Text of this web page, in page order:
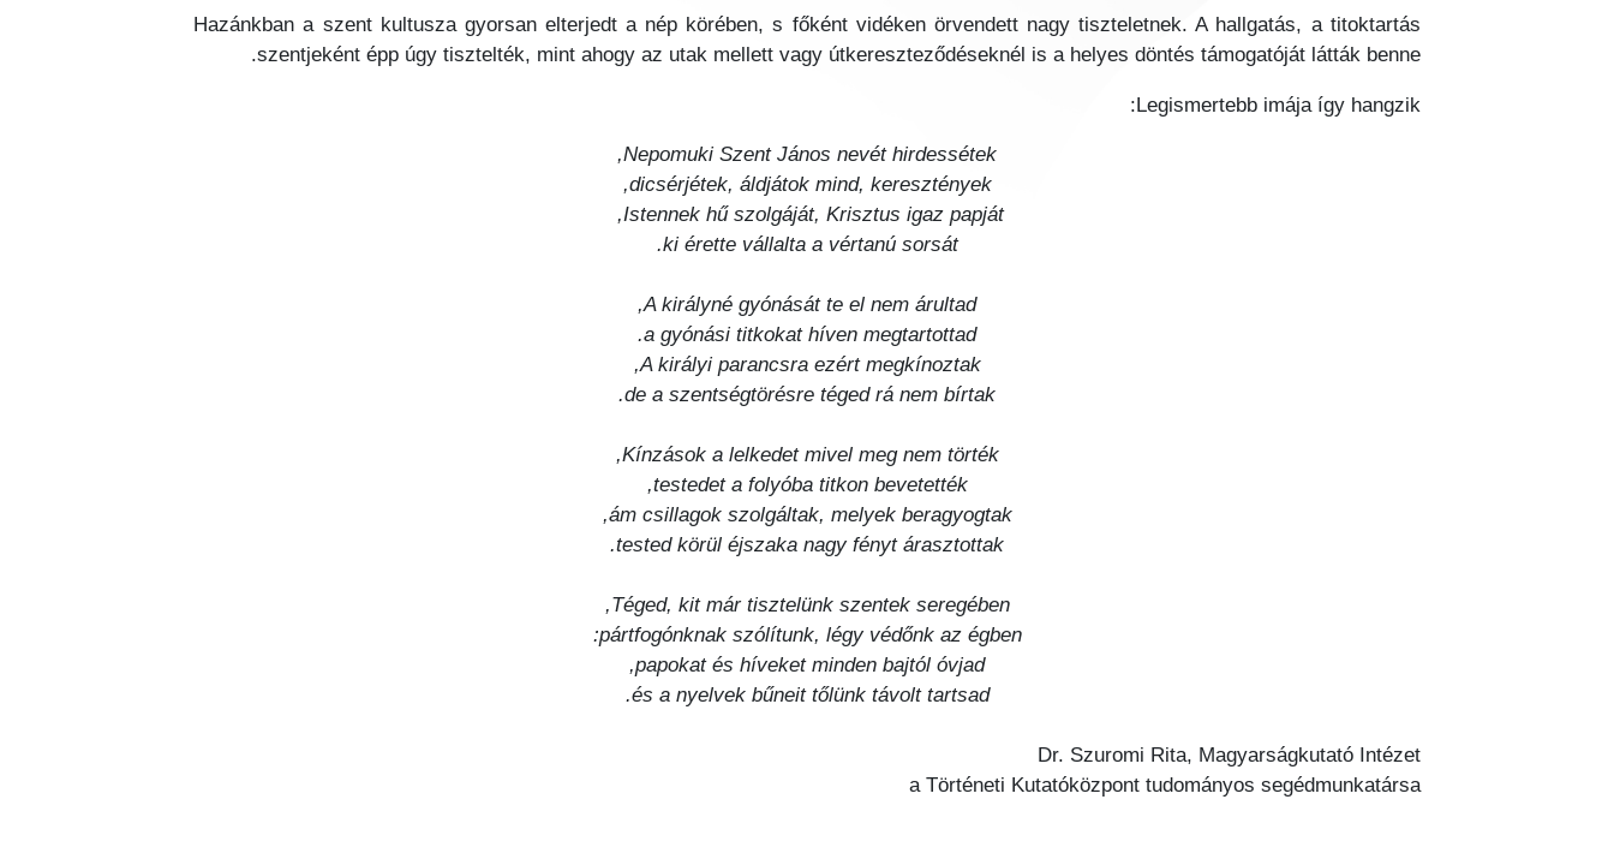
Hazánkban a szent kultusza gyorsan elterjedt a nép körében, s főként vidéken örvendett nagy tiszteletnek. A hallgatás, a titoktartás
szentjeként épp úgy tisztelték, mint ahogy az utak mellett vagy útkereszteződéseknél is a helyes döntés támogatóját látták benne.
Legismertebb imája így hangzik:
Nepomuki Szent János nevét hirdessétek,
dicsérjétek, áldjátok mind, keresztények,
Istennek hű szolgáját, Krisztus igaz papját,
ki érette vállalta a vértanú sorsát.
A királyné gyónását te el nem árultad,
a gyónási titkokat híven megtartottad.
A királyi parancsra ezért megkínoztak,
de a szentségtörésre téged rá nem bírtak.
Kínzások a lelkedet mivel meg nem törték,
testedet a folyóba titkon bevetették,
ám csillagok szolgáltak, melyek beragyogtak,
tested körül éjszaka nagy fényt árasztottak.
Téged, kit már tisztelünk szentek seregében,
pártfogónknak szólítunk, légy védőnk az égben:
papokat és híveket minden bajtól óvjad,
és a nyelvek bűneit tőlünk távolt tartsad.
Dr. Szuromi Rita, Magyarságkutató Intézet
a Történeti Kutatóközpont tudományos segédmunkatársa